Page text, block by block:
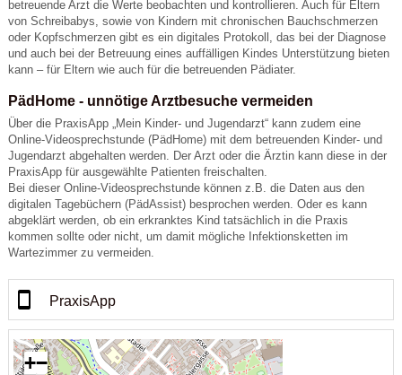
betreuende Arzt die Werte beobachten und kontrollieren. Auch für Eltern
von Schreibabys, sowie von Kindern mit chronischen Bauchschmerzen
oder Kopfschmerzen gibt es ein digitales Protokoll, das bei der Diagnose
und auch bei der Betreuung eines auffälligen Kindes Unterstützung bieten
kann – für Eltern wie auch für die betreuenden Pädiater.
PädHome - unnötige Arztbesuche vermeiden
Über die PraxisApp „Mein Kinder- und Jugendarzt“ kann zudem eine
Online-Videosprechstunde (PädHome) mit dem betreuenden Kinder- und
Jugendarzt abgehalten werden. Der Arzt oder die Ärztin kann diese in der
PraxisApp für ausgewählte Patienten freischalten.
Bei dieser Online-Videosprechstunde können z.B. die Daten aus den
digitalen Tagebüchern (PädAssist) besprochen werden. Oder es kann
abgeklärt werden, ob ein erkranktes Kind tatsächlich in die Praxis
kommen sollte oder nicht, um damit mögliche Infektionsketten im
Wartezimmer zu vermeiden.
PraxisApp
+−